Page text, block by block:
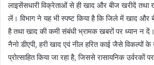
लाइसेंसधारी विक्रेताओं से ही खाद और बीज खरीदें तथा
लें। विभाग ने यह भी स्पष्ट किया है कि जिले में खाद और
है तथा खाद की कमी संबंधी भ्रामक खबरों पर ध्यान न दें।
नैनो डीएपी, हरी खाद एवं नील हरित काई जैसे विकल्पों
प्रोत्साहित किया जा रहा है, जिससे रासायनिक उर्वरकों